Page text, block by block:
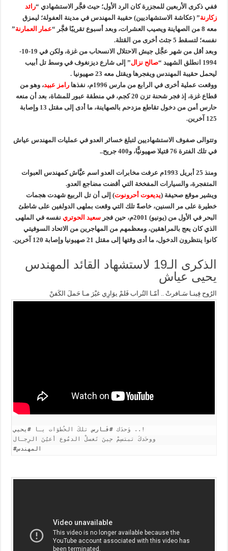
ففي ذكرى الأربعين للمجزرة كان الرد الأول؛ حيث فجَّر الاستشهادي “رائد
زكارنة” (عكاشة الاستشهاديين) حقيبة المهندس في مدينة العفولة؛ ليمزق
معه 8 من الصهاينة ويصيب العشرات، وبعد أسبوع تقريبًا فجَّر “
عمار العمارنة”
نفسه؛ لتسقط 5 جثث أخرى من القتلة.
وبعد أقل من شهر عجَّل جيش الاحتلال الانسحاب من غزة، ولكن في 19-10-
1994 انطلق الشهيد “
صالح نزال” إلى شارع ديزنغوف في وسط تل أبيب
ليحمل حقيبة المهندس ويفجرها ويقتل معه 23 صهيونيا .
ووقعت عملية أخرى في الرابع من مارس 1996م، نفذها
رامز عبيد، وهو من
قطاع غزة، إذ فجر شحنة تزن 20 كجم، في منطقة عبور للمشاة، بعد أن منعه
حارس أمن من دخول تقاطع مزدحم بالصهاينة، ما أدى إلى مقتل 13 وإصابة
125 آخرين.
وتتوالى صفوف الاستشهاديين لتبلغ خسائر العدو في عمليات المهندس عياش
في تلك الفترة 76 قتيلا صهيونيًّا، و400 جريح..
ومنذ 25 أبريل 1993م عرفت مخابرات العدو اسم عيَّاش كمهندس العبوات
المتفجرة، والسيارات المفخخة التي أقضت مضاجع العدو.
ويشير موقع صحيفة (يديعوت أحرونوت) إلى أن تل الربيع شهدت هجمات
خطيرة على مر السنين، خاصةً تلك التي وقعت بملهى الدولفين على شاطئ
البحر في الأول من (يونيو) 2001م، حين فجر
سعيد الحوتري نفسه في الملهى
الذي كان يعج بالمراهقين، ومعظمهم من المهاجرين من الاتحاد السوفيتي
كانوا ينتظرون الدخول، ما أدى وقتها إلى مقتل 21 صهيونيا وإصابة 120 آخرين.
الذكرى الـ19 لاستشهاد القائد المهندس
يحيى عياش
الرُوح فِينـا سَـافرتْ .. أمّـا التُراب فَلمْ يوَارِي غيْرَ مـا حَملَ الكَفنْ
وَحدَك #فَـارستلكَ الخُطوَات يـا #يحيي
..!
ووحَدكَ تبتسِمْ حِينَ تَغسلْ الدمُوع أعيُنَ الرِجـال
#المهندس